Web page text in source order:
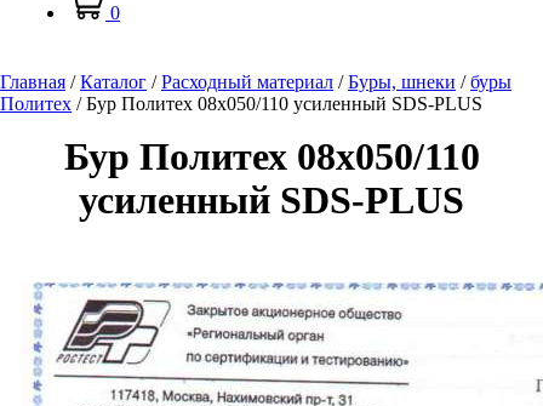
0
Главная /Каталог /Расходный материал /Буры, шнеки /буры
Политех /Бур Политех 08х050/110 усиленный SDS-PLUS
Бур Политех 08х050/110
усиленный SDS-PLUS